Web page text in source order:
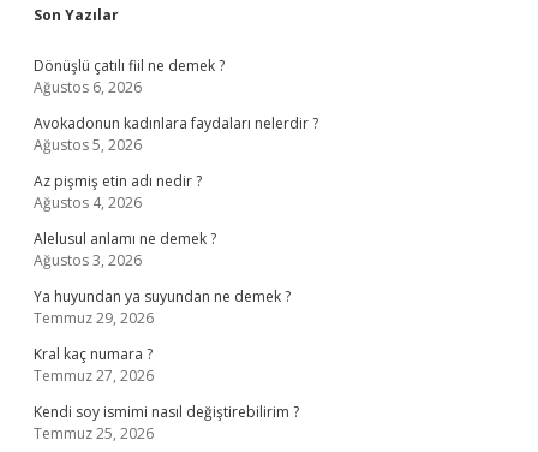
Sidebar
Son Yazılar
Dönüşlü çatılı fiil ne demek ?
Ağustos 6, 2026
Avokadonun kadınlara faydaları nelerdir ?
Ağustos 5, 2026
Az pişmiş etin adı nedir ?
Ağustos 4, 2026
Alelusul anlamı ne demek ?
Ağustos 3, 2026
Ya huyundan ya suyundan ne demek ?
Temmuz 29, 2026
Kral kaç numara ?
Temmuz 27, 2026
Kendi soy ismimi nasıl değiştirebilirim ?
Temmuz 25, 2026